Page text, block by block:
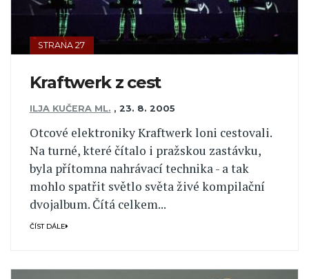
STRANA 27
Kraftwerk z cest
ILJA KUČERA ML. , 23. 8. 2005
Otcové elektroniky Kraftwerk loni cestovali.
Na turné, které čítalo i pražskou zastávku,
byla přítomna nahrávací technika - a tak
mohlo spatřit světlo světa živé kompilační
dvojalbum. Čítá celkem...
ČÍST DÁLE